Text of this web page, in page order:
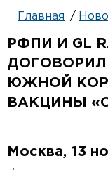
Главная
РФПИ И GL
ЮЖНОЙ
ВАКЦИНЫ
Москва, 13